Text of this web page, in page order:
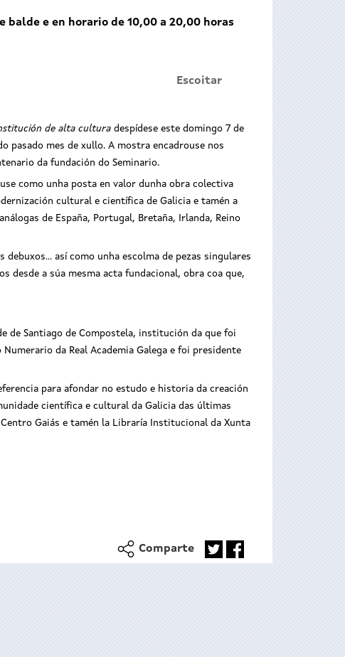
balde e en horario de 10,00 a 20,00 horas
Escoitar
de alta cultura despídese este domingo 7 de
pasado mes de xullo. A mostra encadrouse nos
da fundación do Seminario.
como unha posta en valor dunha obra colectiva
cultural e científica de Galicia e tamén a
de España, Portugal, Bretaña, Irlanda, Reino
así como unha escolma de pezas singulares
desde a súa mesma acta fundacional, obra coa que,
de Santiago de Compostela, institución da que foi
da Real Academia Galega e foi presidente
para afondar no estudo e historia da creación
científica e cultural da Galicia das últimas
Gaiás e tamén la Libraría Institucional da Xunta
Comparte